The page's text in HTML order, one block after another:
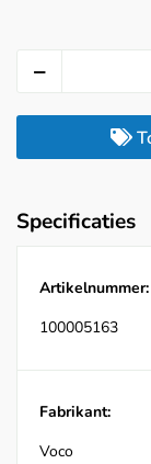
Specificaties
Artikelnummer:
100005163
Fabrikant:
Voco